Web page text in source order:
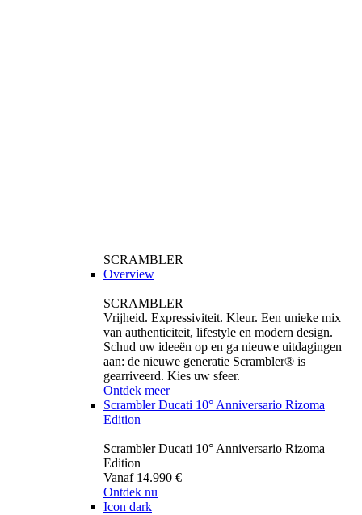
SCRAMBLER
Overview
SCRAMBLER
Vrijheid. Expressiviteit. Kleur. Een unieke mix
van authenticiteit, lifestyle en modern design.
Schud uw ideeën op en ga nieuwe uitdagingen
aan: de nieuwe generatie Scrambler® is
gearriveerd. Kies uw sfeer.
Ontdek meer
Scrambler Ducati 10° Anniversario Rizoma
Edition
Scrambler Ducati 10° Anniversario Rizoma
Edition
Vanaf 14.990 €
Ontdek nu
Icon dark